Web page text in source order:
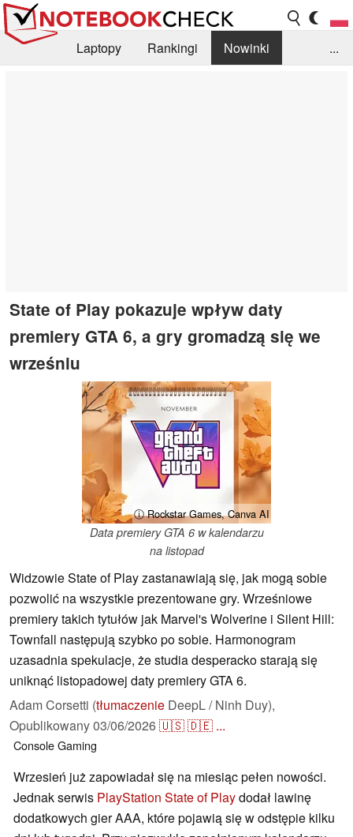
Laptopy Rankingi
Nowinki
...
State of Play pokazuje wpływ daty
premiery GTA 6, a gry gromadzą się we
wrześniu
ⓘ Rockstar Games, Canva AI
Data premiery GTA 6 w kalendarzu
na listopad
Widzowie State of Play zastanawiają się, jak mogą sobie
pozwolić na wszystkie prezentowane gry. Wrześniowe
premiery takich tytułów jak Marvel's Wolverine i Silent Hill:
Townfall następują szybko po sobie. Harmonogram
uzasadnia spekulacje, że studia desperacko starają się
uniknąć listopadowej daty premiery GTA 6.
Adam Corsetti (tłumaczenie DeepL / Ninh Duy),
Opublikowany03/06/2026🇺🇸🇩🇪 ...
ConsoleGaming
Wrzesień już zapowiadał się na miesiąc pełen nowości.
Jednak serwis PlayStation State of Playdodał lawinę
dodatkowych gier AAA, które pojawią się w odstępie kilku